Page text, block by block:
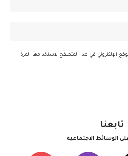
الإلكتروني في هذا المتصفح لاستخدامها المرة
تابعنا
الوسائط الاجتماعية